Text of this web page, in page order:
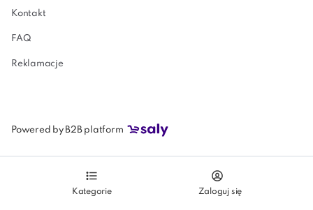
Kategorie Zaloguj się
Kontakt
FAQ
Reklamacje
Powered by B2B platform